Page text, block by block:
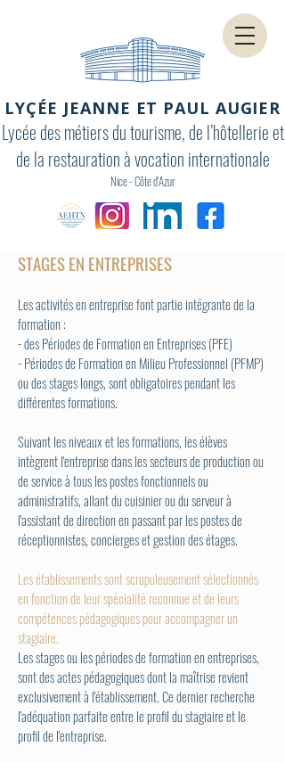
LYÇÉE JEANNE ET PAUL AUGIER
Lycée des métiers du tourisme, de l’hôtellerie et
de la restauration à vocation internationale
Nice - Côte d'Azur
STAGES EN ENTREPRISES
Les activités en entreprise font partie intégrante de la
formation :
- des Périodes de Formation en Entreprises (PFE)
- Périodes de Formation en Milieu Professionnel (PFMP)
ou des stages longs, sont obligatoires pendant les
différentes formations.
Suivant les niveaux et les formations, les élèves
intègrent l'entreprise dans les secteurs de production ou
de service à tous les postes fonctionnels ou
administratifs, allant du cuisinier ou du serveur à
l'assistant de direction en passant par les postes de
réceptionnistes, concierges et gestion des étages.
Les établissements sont scrupuleusement sélectionnés
en fonction de leur spécialité reconnue et de leurs
compétences pédagogiques pour accompagner un
stagiaire.
Les stages ou les périodes de formation en entreprises,
sont des actes pédagogiques dont la maîtrise revient
exclusivement à l'établissement. Ce dernier recherche
l'adéquation parfaite entre le profil du stagiaire et le
profil de l'entreprise.